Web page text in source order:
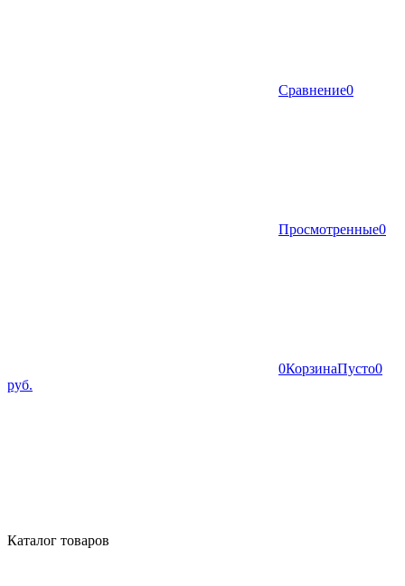
Сравнение0
Просмотренные0
0КорзинаПусто0
руб.
Каталог товаров